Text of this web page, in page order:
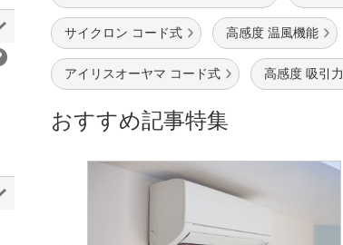
サイクロン コード式 高感度 温風機能
アイリスオーヤマ コード式 高感度 吸引力
おすすめ記事特集